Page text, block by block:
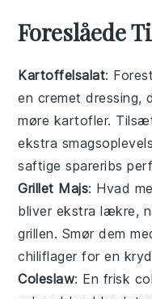
Foreslåede
Kartoffelsalat:
en cremet dressing,
møre kartofler.
ekstra
saftigespareribs
Grillet Majs: Hvad
bliver ekstra lækre,
grillen. Smør dem
chiliflager for en
Coleslaw: En frisk